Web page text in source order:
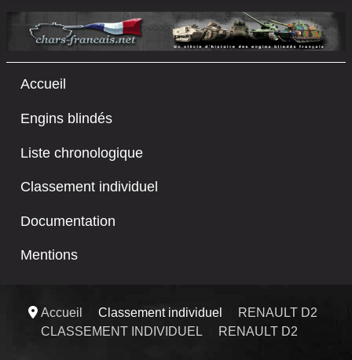
Accueil
Engins blindés
Liste chronologique
Classement individuel
Documentation
Mentions
Accueil Classement individuel
RENAULT D2
CLASSEMENT INDIVIDUEL
RENAULT D2